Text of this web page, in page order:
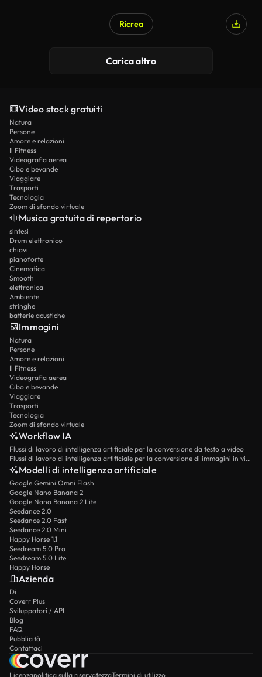
Ricrea
Carica altro
Video stock gratuiti
Natura
Persone
Amore e relazioni
Il Fitness
Videografia aerea
Cibo e bevande
Viaggiare
Trasporti
Tecnologia
Zoom di sfondo virtuale
Musica gratuita di repertorio
sintesi
Drum elettronico
chiavi
pianoforte
Cinematica
Smooth
elettronica
Ambiente
stringhe
batterie acustiche
Immagini
Natura
Persone
Amore e relazioni
Il Fitness
Videografia aerea
Cibo e bevande
Viaggiare
Trasporti
Tecnologia
Zoom di sfondo virtuale
Workflow IA
Flussi di lavoro di intelligenza artificiale per la conversione da testo a video
Flussi di lavoro di intelligenza artificiale per la conversione di immagini in video
Modelli di intelligenza artificiale
Google Gemini Omni Flash
Google Nano Banana 2
Google Nano Banana 2 Lite
Seedance 2.0
Seedance 2.0 Fast
Seedance 2.0 Mini
Happy Horse 1.1
Seedream 5.0 Pro
Seedream 5.0 Lite
Happy Horse
Azienda
Di
Coverr Plus
Sviluppatori / API
Blog
FAQ
Pubblicità
Contattaci
Licenzapolitica sulla riservatezzaTermini di utilizzo